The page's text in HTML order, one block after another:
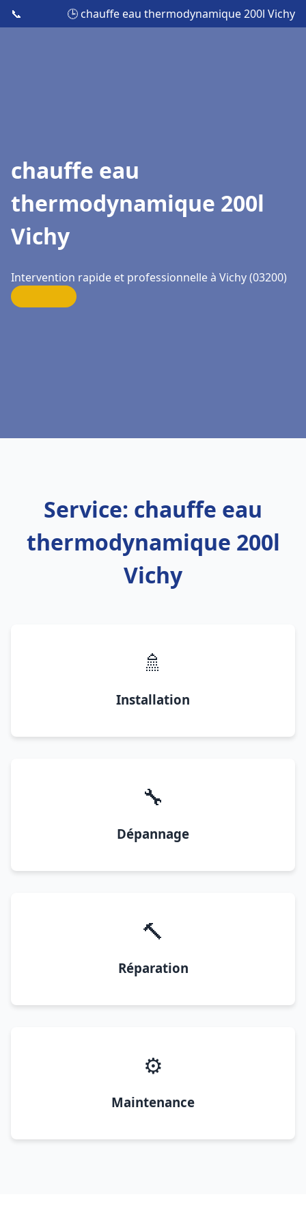
📞 🕒 chauffe eau thermodynamique 200l Vichy
chauffe eau
thermodynamique 200l
Vichy
Intervention rapide et professionnelle à Vichy (03200)
Service: chauffe eau
thermodynamique 200l
Vichy
🚿
Installation
🔧
Dépannage
🔨
Réparation
⚙️
Maintenance